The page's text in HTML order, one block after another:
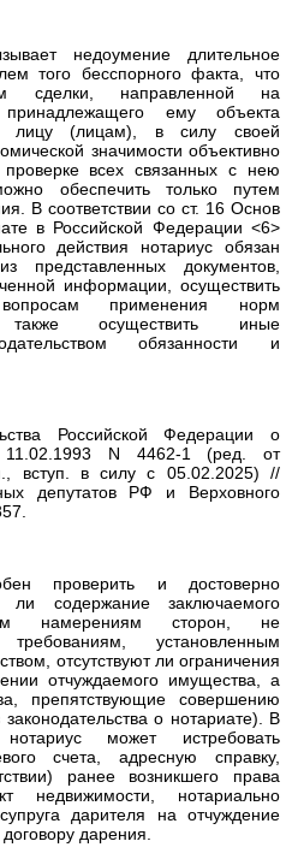
недоумение длительное
того бесспорного факта, что
сделки, направленной на
ему объекта
лицу (лицам), в силу своей
значимости объективно
всех связанных с нею
обеспечить только путем
В соответствии со ст. 16 Основ
в Российской Федерации <6>
действия нотариус обязан
представленных документов,
информации, осуществить
применения норм
также осуществить иные
обязанности и
Российской Федерации о
N 4462-1 (ред. от
вступ. в силу с 05.02.2025) //
депутатов РФ и Верховного
проверить и достоверно
ли содержание заключаемого
намерениям сторон, не
установленным
отсутствуют ли ограничения
отчуждаемого имущества, а
препятствующие совершению
о нотариате). В
может истребовать
счета, адресную справку,
ранее возникшего права
недвижимости, нотариально
дарителя на отчуждение
дарения.